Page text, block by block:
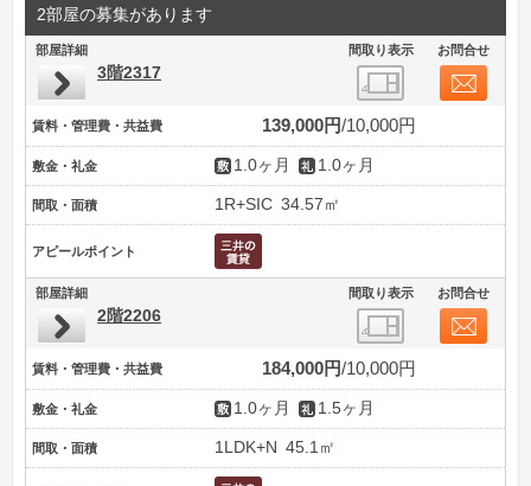
2部屋の募集があります
部屋詳細 間取り表示 お問合せ
3階2317
賃料・管理費・共益費 139,000円 10,000円
敷金・礼金 1.0ヶ月 1.0ヶ月
間取・面積 1R+SIC 34.57㎡
アピールポイント
部屋詳細 間取り表示 お問合せ
2階2206
賃料・管理費・共益費 184,000円 10,000円
敷金・礼金 1.0ヶ月 1.5ヶ月
間取・面積 1LDK+N 45.1㎡